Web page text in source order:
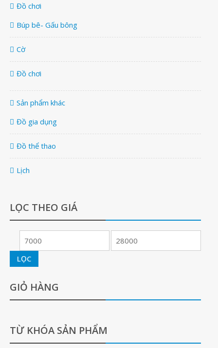
Đồ chơi
Búp bê- Gấu bông
Cờ
Đồ chơi
Sản phẩm khác
Đồ gia dụng
Đồ thể thao
Lịch
LỌC THEO GIÁ
LỌC
GIỎ HÀNG
TỪ KHÓA SẢN PHẨM